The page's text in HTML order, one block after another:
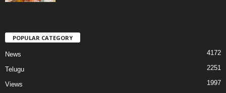
POPULAR CATEGORY
News 4172
Telugu 2251
Views 1997